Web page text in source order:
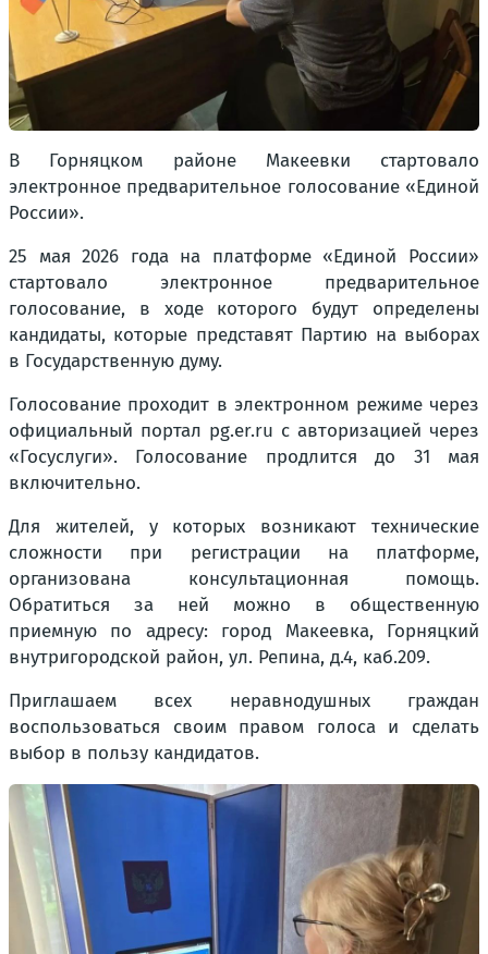
В Горняцком районе Макеевки стартовало
электронное предварительное голосование «Единой
России».
25 мая 2026 года на платформе «Единой России»
стартовало электронное предварительное
голосование, в ходе которого будут определены
кандидаты, которые представят Партию на выборах
в Государственную думу.
Голосование проходит в электронном режиме через
официальный портал pg.er.ru с авторизацией через
«Госуслуги». Голосование продлится до 31 мая
включительно.
Для жителей, у которых возникают технические
сложности при регистрации на платформе,
организована консультационная помощь.
Обратиться за ней можно в общественную
приемную по адресу: город Макеевка, Горняцкий
внутригородской район, ул. Репина, д.4, каб.209.
Приглашаем всех неравнодушных граждан
воспользоваться своим правом голоса и сделать
выбор в пользу кандидатов.